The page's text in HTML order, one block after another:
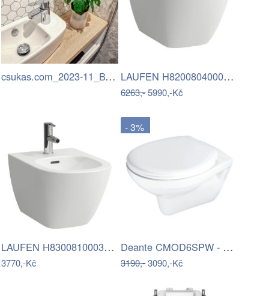
csukas.com_2023-11_BYT Hostivar_069.jpg LAUFEN H8200804000001 - Závěsné WC LUA…
6263,-5990,-Kč
LAUFEN H8300810003021 - Závěsný bidet…
3770,-Kč
- 3%
Deante CMOD6SPW - Závěsné WC s prkénkem…
3190,-3090,-Kč